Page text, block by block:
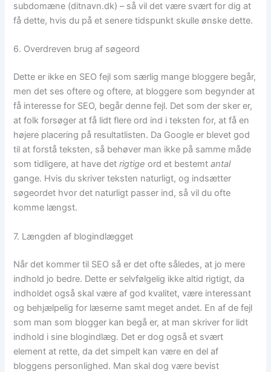
subdomæne (ditnavn.dk) – så vil det være svært for dig at
få dette, hvis du på et senere tidspunkt skulle ønske dette.
6. Overdreven brug af søgeord
Dette er ikke en SEO fejl som særlig mange bloggere begår,
men det ses oftere og oftere, at bloggere som begynder at
få interesse for SEO, begår denne fejl. Det som der sker er,
at folk forsøger at få lidt flere ord ind i teksten for, at få en
højere placering på resultatlisten. Da Google er blevet god
til at forstå teksten, så behøver man ikke på samme måde
som tidligere, at have detrigtigeord et bestemtantal
gange. Hvis du skriver teksten naturligt, og indsætter
søgeordet hvor det naturligt passer ind, så vil du ofte
komme længst.
7. Længden af blogindlægget
Når det kommer til SEO så er det ofte således, at jo mere
indhold jo bedre. Dette er selvfølgelig ikke altid rigtigt, da
indholdet også skal være af god kvalitet, være interessant
og behjælpelig for læserne samt meget andet. En af de fejl
som man som blogger kan begå er, at man skriver for lidt
indhold i sine blogindlæg. Det er dog også et svært
element at rette, da det simpelt kan være en del af
bloggens personlighed. Man skal dog være bevist